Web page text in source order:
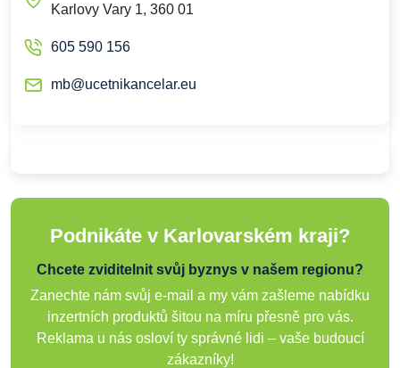
Karlovy Vary 1, 360 01
605 590 156
mb@ucetnikancelar.eu
Podnikáte v Karlovarském kraji?
Chcete zviditelnit svůj byznys v našem regionu?
Zanechte nám svůj e-mail a my vám zašleme nabídku
inzertních produktů šitou na míru přesně pro vás.
Reklama u nás osloví ty správné lidi – vaše budoucí
zákazníky!